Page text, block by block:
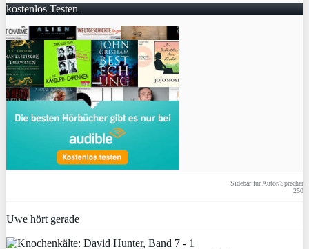
kostenlos Testen
Sidebar für Autor/Sprecher
250
Uwe hört gerade